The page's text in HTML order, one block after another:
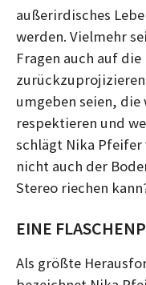
außerirdisches
werden. Vielmehr
Fragen auch auf
umgeben seien, die
respektieren und
schlägt Nika
nicht auch der
Stereo riechen
EINE
Als größte